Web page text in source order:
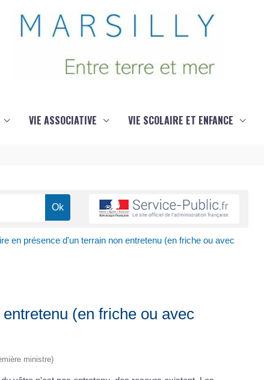
VIE ASSOCIATIVE VIE SCOLAIRE ET ENFANCE
en présence d'un terrain non entretenu (en friche ou avec
(en friche ou avec
ministre)